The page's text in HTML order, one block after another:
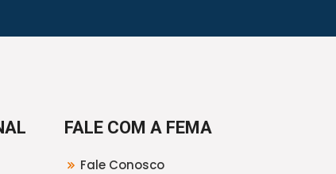
FALE COM A FEMA
Fale Conosco